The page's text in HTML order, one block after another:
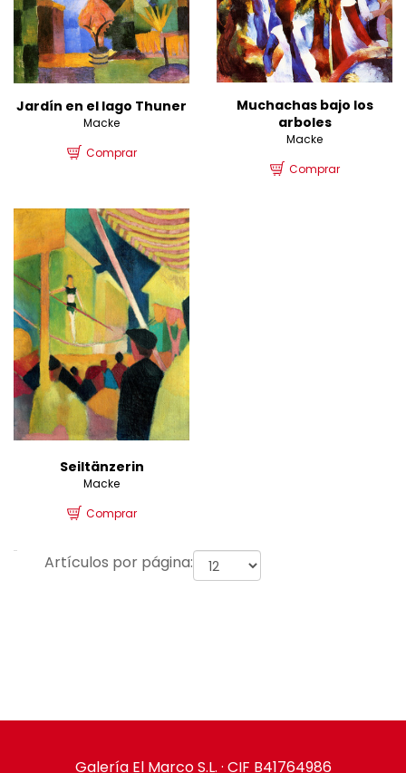
Jardín en el lago Thuner
Macke
Comprar
Muchachas bajo los
arboles
Macke
Comprar
Seiltänzerin
Macke
Comprar
Artículos por página:
Galería El Marco S.L. · CIF B41764986